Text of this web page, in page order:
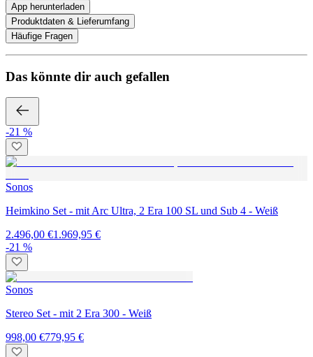
App herunterladen
Produktdaten & Lieferumfang
Häufige Fragen
Das könnte dir auch gefallen
-21 %
Sonos
Heimkino Set - mit Arc Ultra, 2 Era 100 SL und Sub 4 - Weiß
2.496,00 €1.969,95 €
-21 %
Sonos
Stereo Set - mit 2 Era 300 - Weiß
998,00 €779,95 €